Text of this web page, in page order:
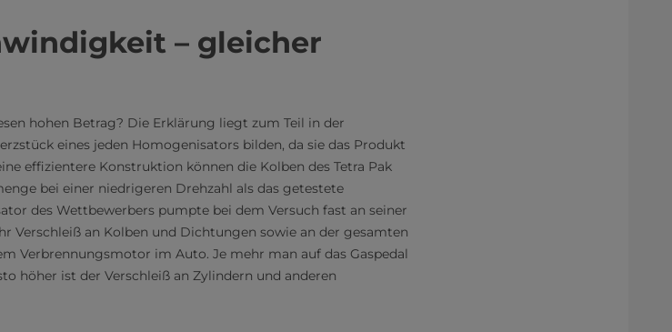
– gleicher
hohen Betrag? Die Erklärung liegt zum Teil in der
eines jeden Homogenisators bilden, da sie das Produkt
effizientere Konstruktion können die Kolben des Tetra Pak
bei einer niedrigeren Drehzahl als das getestete
des Wettbewerbers pumpte bei dem Versuch fast an seiner
Verschleiß an Kolben und Dichtungen sowie an der gesamten
Verbrennungsmotor im Auto. Je mehr man auf das Gaspedal
höher ist der Verschleiß an Zylindern und anderen